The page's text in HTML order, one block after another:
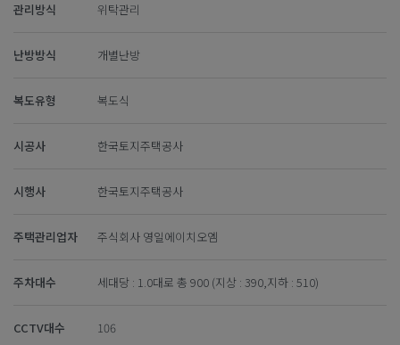
관리방식 위탁관리
난방방식 개별난방
복도유형 복도식
시공사 한국토지주택공사
시행사 한국토지주택공사
주택관리업자 주식회사 영일에이치오엠
주차대수 세대당 : 1.0대로 총 900 (지상 : 390,지하 : 510)
CCTV대수 106